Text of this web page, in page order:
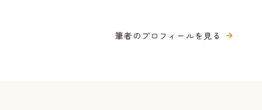
筆者のプロフィールを見る